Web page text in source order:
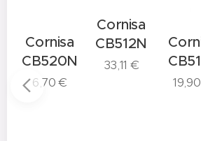
Cornisa
CB520N
6,70€
Cornisa
CB512N
33,11 €
19,90